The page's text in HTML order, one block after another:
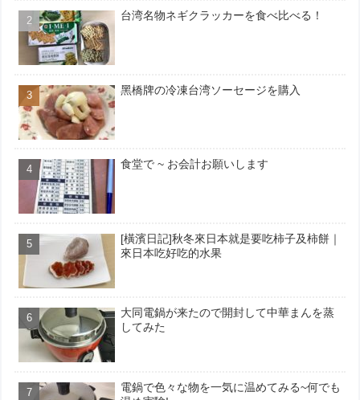
台湾名物ネギクラッカーを食べ比べる！
黑橋牌の冷凍台湾ソーセージを購入
食堂で ~ お会計お願いします
[橫濱日記]秋冬來日本就是要吃柿子及柿餅｜
來日本吃好吃的水果
大同電鍋が来たので開封して中華まんを蒸
してみた
電鍋で色々な物を一気に温めてみる~何でも